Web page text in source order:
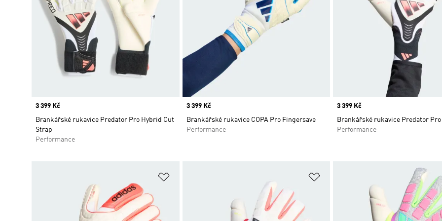
Price
3 399 Kč
Brankářské rukavice Predator Pro Hybrid Cut
Strap
Performance
Price
3 399 Kč
Brankářské rukavice COPA Pro Fingersave
Performance
Price
3 399 Kč
Brankářské rukavice Predator Pro
Performance